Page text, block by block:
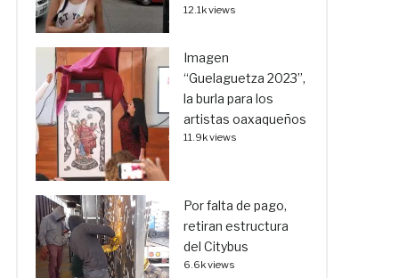
12.1k views
Imagen
“Guelaguetza 2023”,
la burla para los
artistas oaxaqueños
11.9k views
Por falta de pago,
retiran estructura
del Citybus
6.6k views